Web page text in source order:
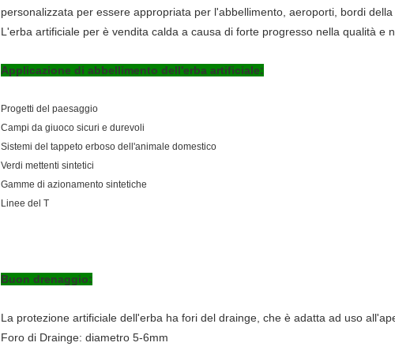
personalizzata per essere appropriata per l'abbellimento, aeroporti, bordi
L'erba artificiale per è vendita calda a causa di forte progresso nella qualità e
Applicazione di abbellimento dell'erba artificiale:
Progetti del paesaggio
Campi da giuoco sicuri e durevoli
Sistemi del tappeto erboso dell'animale domestico
Verdi mettenti sintetici
Gamme di azionamento sintetiche
Linee del T
Buon drenaggio:
La protezione artificiale dell'erba ha fori del drainge, che è adatta ad uso
Foro di Drainge: diametro 5-6mm